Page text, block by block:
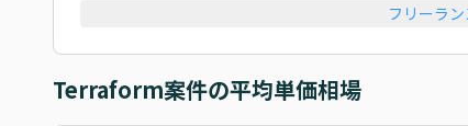
フリーラ
Terraform案件の平均単価相場